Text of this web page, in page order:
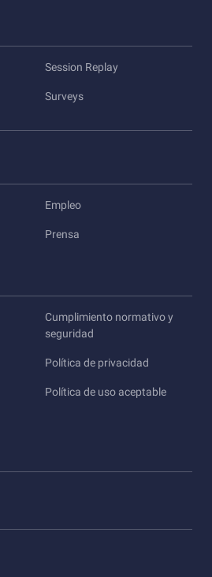
Session Replay
Surveys
Empleo
Prensa
Cumplimiento normativo y
seguridad
Política de privacidad
Política de uso aceptable